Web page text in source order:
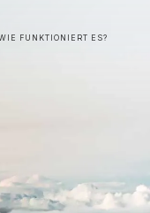
FUNKTIONIERT ES?